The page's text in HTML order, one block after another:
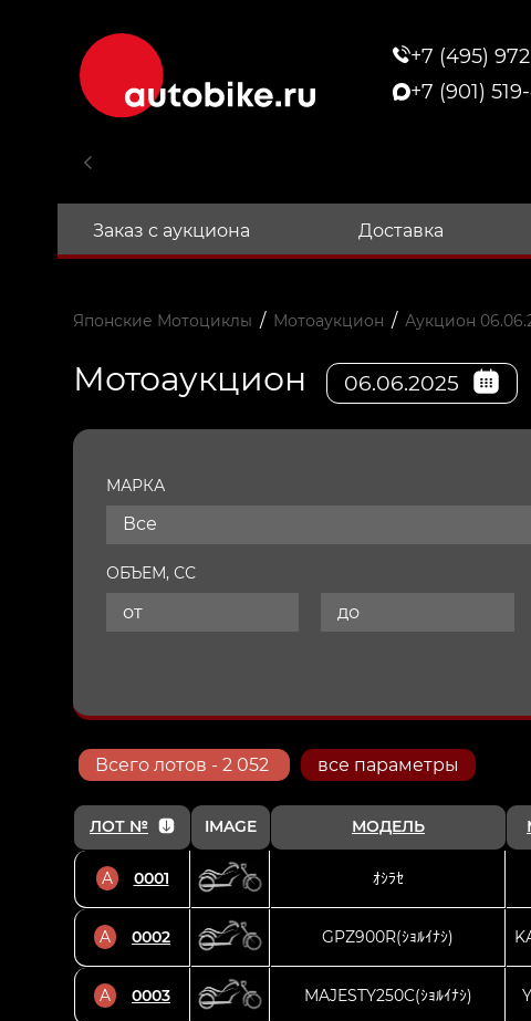
+7 (495)
+7 (901)
Заказ с аукциона Доставка
Японские Мотоциклы / Мотоаукцион / Аукцион
Мотоаукцион 06.06.2025
МАРКА
Все
ОБЪЕМ, СС
Всего лотов - 2 052 все параметры
ЛОТ № IMAGE МОДЕЛЬ
A 0001 ｵｼﾗｾ
A 0002 GPZ900R(ｼｮﾙｲﾅｼ)
A 0003 MAJESTY250C(ｼｮﾙｲﾅｼ)